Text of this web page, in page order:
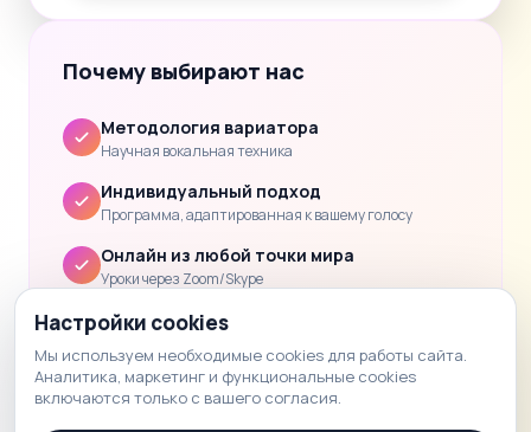
Почему выбирают нас
Методология вариатора
Научная вокальная техника
Индивидуальный подход
Программа, адаптированная к вашему голосу
Онлайн из любой точки мира
Уроки через Zoom/Skype
Clear progress
урока.
Настройки cookies
Мы используем необходимые cookies для работы сайта.
Аналитика, маркетинг и функциональные cookies
включаются только с вашего согласия.